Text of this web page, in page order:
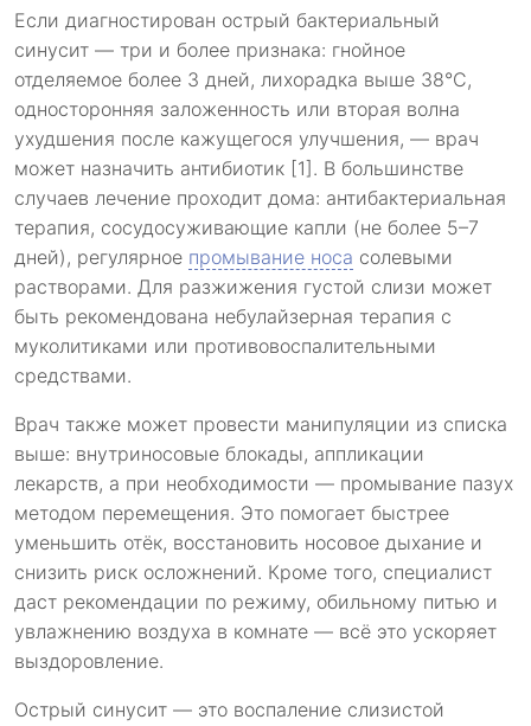
Если диагностирован острый бактериальный
синусит — три и более признака: гнойное
отделяемое более 3 дней, лихорадка выше 38°C,
односторонняя заложенность или вторая волна
ухудшения после кажущегося улучшения, — врач
может назначить антибиотик [1]. В большинстве
случаев лечение проходит дома: антибактериальная
терапия, сосудосуживающие капли (не более 5–7
дней), регулярное промывание носа солевыми
растворами. Для разжижения густой слизи может
быть рекомендована небулайзерная терапия с
муколитиками или противовоспалительными
средствами.
Врач также может провести манипуляции из списка
выше: внутриносовые блокады, аппликации
лекарств, а при необходимости — промывание пазух
методом перемещения. Это помогает быстрее
уменьшить отёк, восстановить носовое дыхание и
снизить риск осложнений. Кроме того, специалист
даст рекомендации по режиму, обильному питью и
увлажнению воздуха в комнате — всё это ускоряет
выздоровление.
Острый синусит — это воспаление слизистой